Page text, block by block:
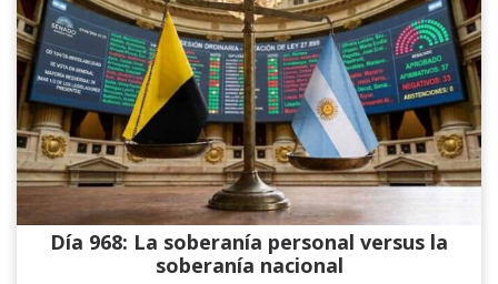
Día 968: La soberanía personal versus la
soberanía nacional